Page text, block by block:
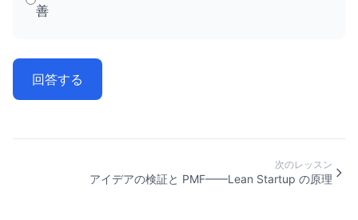
善
回答する
次のレッスン
アイデアの検証と PMF——Lean Startup の原理